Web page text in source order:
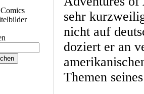
sehr
nicht auf
doziert er an
Themen